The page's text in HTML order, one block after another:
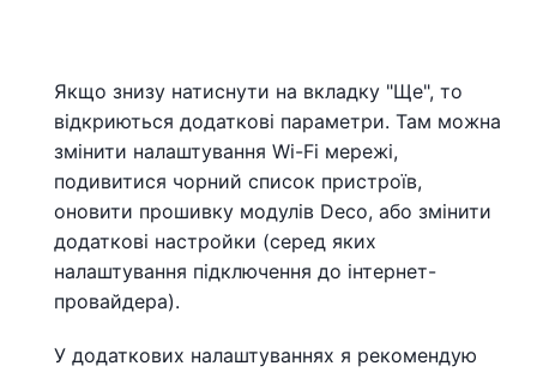
Якщо знизу натиснути на вкладку "Ще", то
відкриються додаткові параметри. Там можна
змінити налаштування Wi-Fi мережі,
подивитися чорний список пристроїв,
оновити прошивку модулів Deco, або змінити
додаткові настройки (серед яких
налаштування підключення до інтернет-
провайдера).
У додаткових налаштуваннях я рекомендую